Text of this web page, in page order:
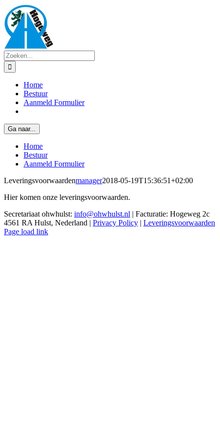
Ga
naar
inhoud
Zoeken
naar:
Home
Bestuur
Aanmeld Formulier
Ga naar...
Home
Bestuur
Aanmeld Formulier
Leveringsvoorwaardenmanager2018-05-19T15:36:51+02:00
Hier komen onze leveringsvoorwaarden.
Secretariaat ohwhulst: info@ohwhulst.nl | Facturatie: Hogeweg 2c
4561 RA Hulst, Nederland | Privacy Policy | Leveringsvoorwaarden
Page load link